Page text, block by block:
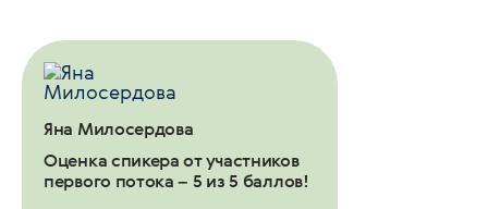
Яна Милосердова
Оценка спикера от участников
первого потока – 5 из 5 баллов!